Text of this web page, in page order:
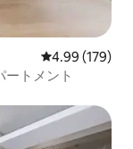
レビュー179
4.99 (179)
トメント